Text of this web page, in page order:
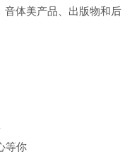
音体美产品、出版物和后
等你